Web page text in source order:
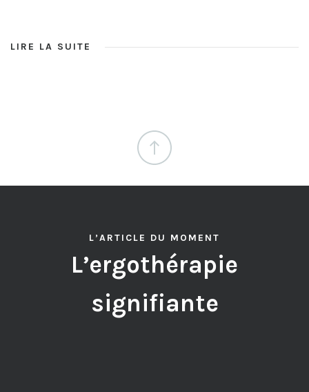
LIRE LA SUITE
L’ARTICLE DU MOMENT
L’ergothérapie
signifiante